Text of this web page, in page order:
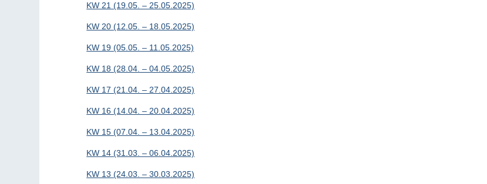
KW 21 (19.05. – 25.05.2025)
KW 20 (12.05. – 18.05.2025)
KW 19 (05.05. – 11.05.2025)
KW 18 (28.04. – 04.05.2025)
KW 17 (21.04. – 27.04.2025)
KW 16 (14.04. – 20.04.2025)
KW 15 (07.04. – 13.04.2025)
KW 14 (31.03. – 06.04.2025)
KW 13 (24.03. – 30.03.2025)